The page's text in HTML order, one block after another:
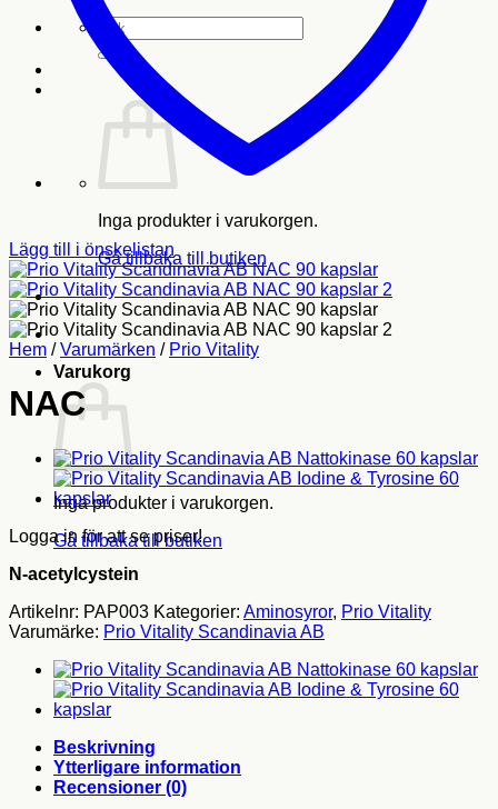
Sök
efter:
Inga produkter i varukorgen.
Gå tillbaka till butiken
Varukorg
Inga produkter i varukorgen.
Gå tillbaka till butiken
Lägg till i önskelistan
Hem / Varumärken / Prio Vitality
NAC
Logga in för att se priser!
N-acetylcystein
Artikelnr: PAP003 Kategorier: Aminosyror, Prio Vitality
Varumärke: Prio Vitality Scandinavia AB
Beskrivning
Ytterligare information
Recensioner (0)